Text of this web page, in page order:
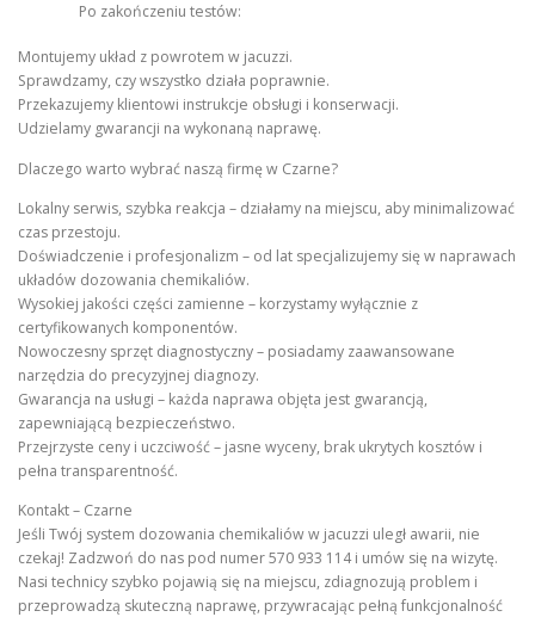
Po zakończeniu testów:
Montujemy układ z powrotem w jacuzzi.
Sprawdzamy, czy wszystko działa poprawnie.
Przekazujemy klientowi instrukcje obsługi i konserwacji.
Udzielamy gwarancji na wykonaną naprawę.
Dlaczego warto wybrać naszą firmę w Czarne?
Lokalny serwis, szybka reakcja – działamy na miejscu, aby minimalizować
czas przestoju.
Doświadczenie i profesjonalizm – od lat specjalizujemy się w naprawach
układów dozowania chemikaliów.
Wysokiej jakości części zamienne – korzystamy wyłącznie z
certyfikowanych komponentów.
Nowoczesny sprzęt diagnostyczny – posiadamy zaawansowane
narzędzia do precyzyjnej diagnozy.
Gwarancja na usługi – każda naprawa objęta jest gwarancją,
zapewniającą bezpieczeństwo.
Przejrzyste ceny i uczciwość – jasne wyceny, brak ukrytych kosztów i
pełna transparentność.
Kontakt – Czarne
Jeśli Twój system dozowania chemikaliów w jacuzzi uległ awarii, nie
czekaj! Zadzwoń do nas pod numer 570 933 114 i umów się na wizytę.
Nasi technicy szybko pojawią się na miejscu, zdiagnozują problem i
przeprowadzą skuteczną naprawę, przywracając pełną funkcjonalność